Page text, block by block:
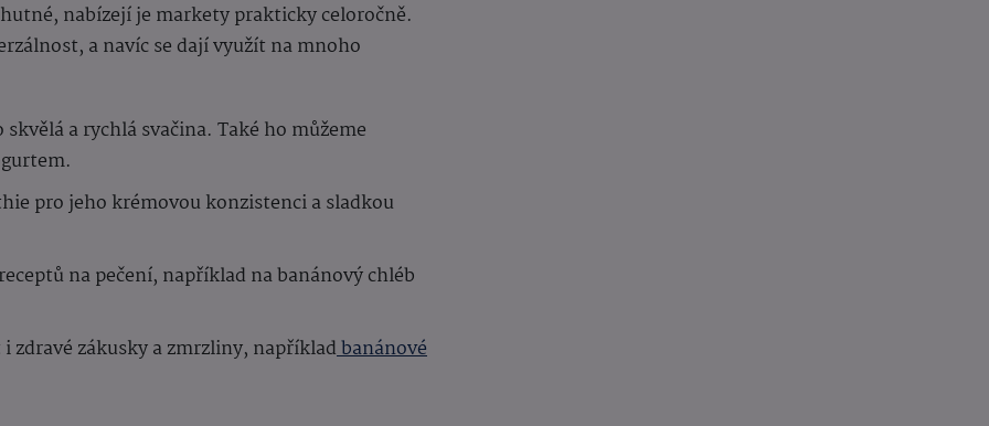
nabízejí je markety prakticky celoročně.
a navíc se dají využít na mnoho
a rychlá svačina. Také ho můžeme
pro jeho krémovou konzistenci a sladkou
na pečení, například na banánový chléb
zdravé zákusky a zmrzliny, napříkladbanánové